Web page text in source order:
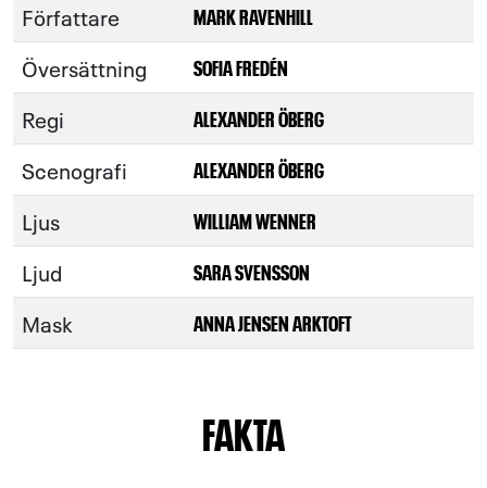
Författare MARK RAVENHILL
Översättning SOFIA FREDÉN
Regi ALEXANDER ÖBERG
Scenografi ALEXANDER ÖBERG
Ljus WILLIAM WENNER
Ljud SARA SVENSSON
Mask ANNA JENSEN ARKTOFT
FAKTA